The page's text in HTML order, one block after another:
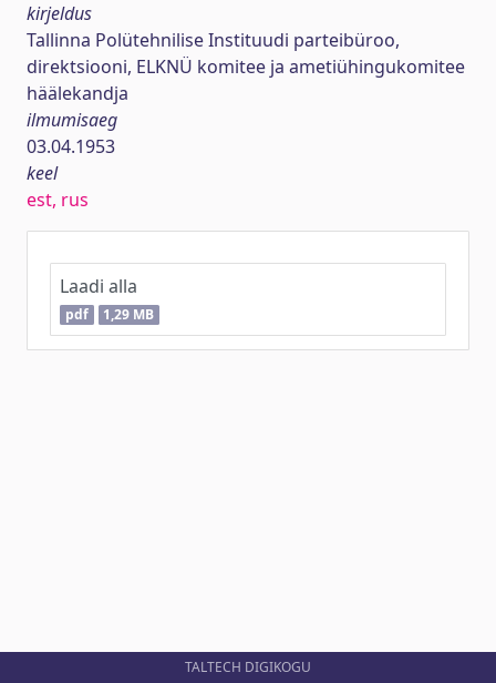
kirjeldus
Tallinna Polütehnilise Instituudi parteibüroo,
direktsiooni, ELKNÜ komitee ja ametiühingukomitee
häälekandja
ilmumisaeg
03.04.1953
keel
est, rus
Laadi alla
pdf 1,29 MB
TALTECH DIGIKOGU